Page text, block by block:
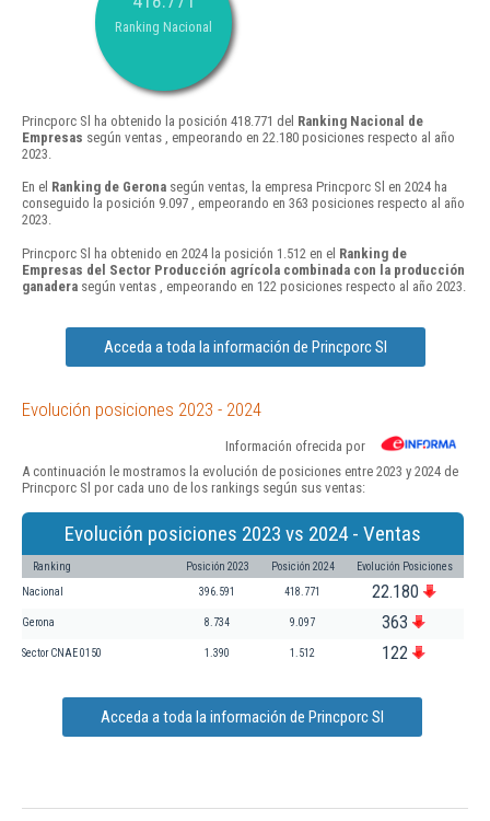
Ranking Nacional
Princporc Sl ha obtenido la posición 418.771 del Ranking Nacional de
Empresas según ventas , empeorando en 22.180 posiciones respecto al año
2023.
En el Ranking de Gerona según ventas, la empresa Princporc Sl en 2024 ha
conseguido la posición 9.097 , empeorando en 363 posiciones respecto al año
2023.
Princporc Sl ha obtenido en 2024 la posición 1.512 en el Ranking de
Empresas del Sector Producción agrícola combinada con la producción
ganadera según ventas , empeorando en 122 posiciones respecto al año 2023.
Acceda a toda la información de Princporc Sl
Evolución posiciones 2023 - 2024
Información ofrecida por
A continuación le mostramos la evolución de posiciones entre 2023 y 2024 de
Princporc Sl por cada uno de los rankings según sus ventas:
Evolución posiciones 2023 vs 2024 - Ventas
Ranking Posición 2023 Posición 2024 Evolución Posiciones
Nacional 396.591 418.771 22.180
Gerona 8.734 9.097 363
Sector CNAE 0150 1.390 1.512 122
Acceda a toda la información de Princporc Sl